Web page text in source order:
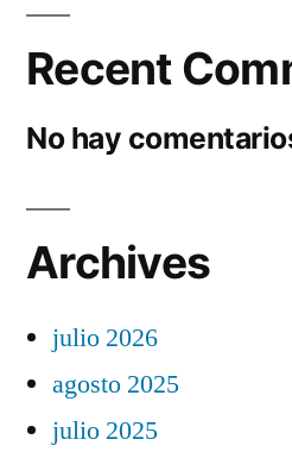
Recent
No hay
Archives
julio 2026
agosto 2025
julio 2025